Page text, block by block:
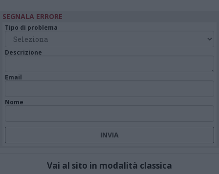
SEGNALA ERRORE
Tipo di problema
Descrizione
Email
Nome
Vai al sito in modalità classica